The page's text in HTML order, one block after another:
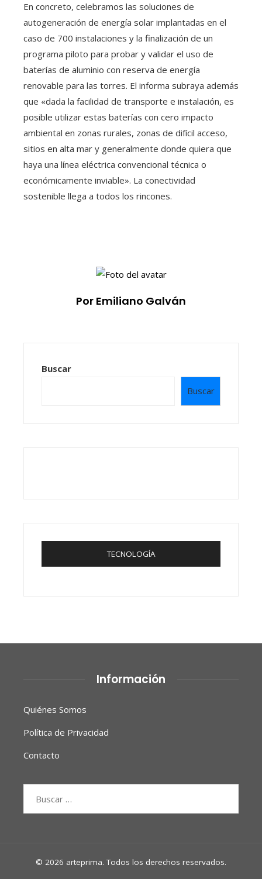
En concreto, celebramos las soluciones de
autogeneración de energía solar implantadas en el
caso de 700 instalaciones y la finalización de un
programa piloto para probar y validar el uso de
baterías de aluminio con reserva de energía
renovable para las torres. El informa subraya además
que «dada la facilidad de transporte e instalación, es
posible utilizar estas baterías con cero impacto
ambiental en zonas rurales, zonas de difícil acceso,
sitios en alta mar y generalmente donde quiera que
haya una línea eléctrica convencional técnica o
económicamente inviable». La conectividad
sostenible llega a todos los rincones.
Por Emiliano Galván
Buscar
Buscar
TECNOLOGÍA
Información
Quiénes Somos
Política de Privacidad
Contacto
© 2026 arteprima. Todos los derechos reservados.